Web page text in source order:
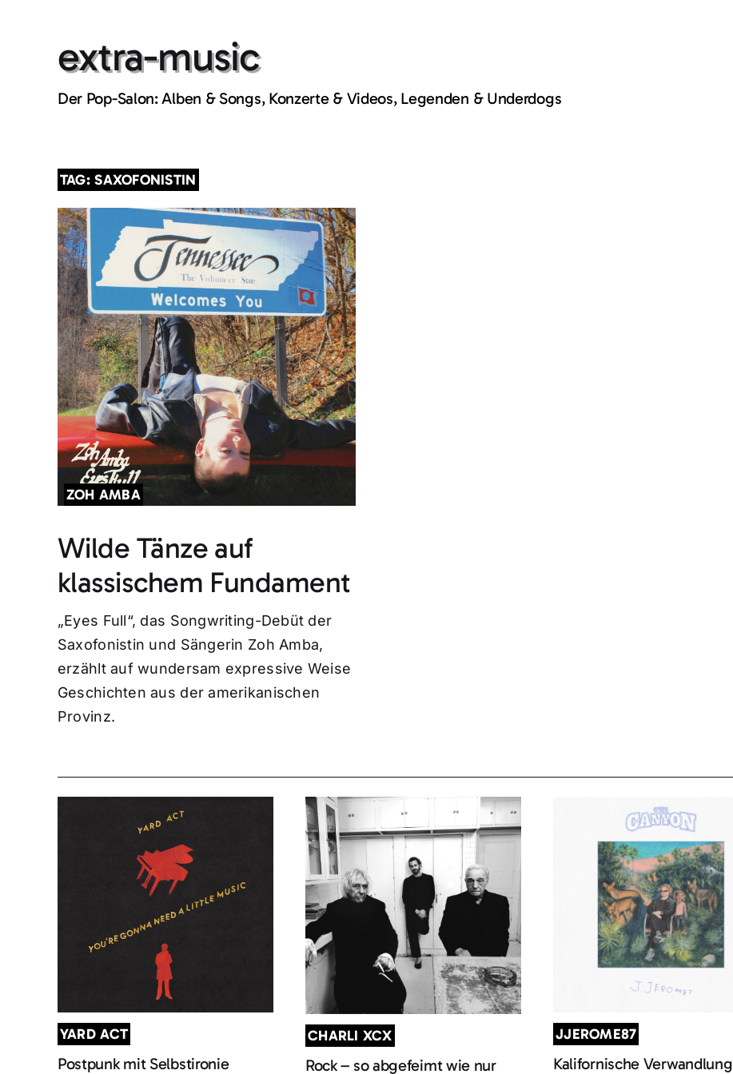
extra-music
Der Pop-Salon: Alben & Songs, Konzerte & Videos, Legenden & Underdogs
TAG: SAXOFONISTIN
ZOH AMBA
Wilde Tänze auf
klassischem Fundament
„Eyes Full“, das Songwriting-Debüt der
Saxofonistin und Sängerin Zoh Amba,
erzählt auf wundersam expressive Weise
Geschichten aus der amerikanischen
Provinz.
YARD ACT
Postpunk mit Selbstironie
CHARLI XCX
Rock – so abgefeimt wie nur
JJEROME87
Kalifornische Verwandlung